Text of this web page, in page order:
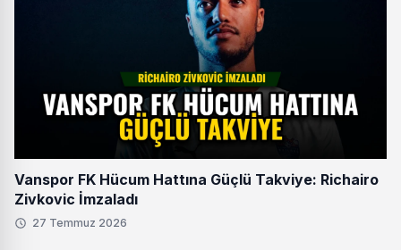
Vanspor FK Hücum Hattına Güçlü Takviye: Richairo
Zivkovic İmzaladı
27 Temmuz 2026